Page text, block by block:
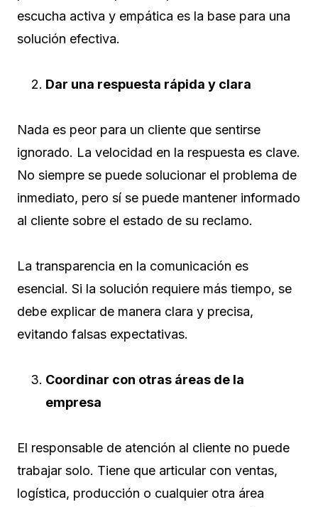
escucha activa y empática es la base para una
solución efectiva.
Dar una respuesta rápida y clara
Nada es peor para un cliente que sentirse
ignorado. La velocidad en la respuesta es clave.
No siempre se puede solucionar el problema de
inmediato, pero sí se puede mantener informado
al cliente sobre el estado de su reclamo.
La transparencia en la comunicación es
esencial. Si la solución requiere más tiempo, se
debe explicar de manera clara y precisa,
evitando falsas expectativas.
Coordinar con otras áreas de la
empresa
El responsable de atención al cliente no puede
trabajar solo. Tiene que articular con ventas,
logística, producción o cualquier otra área